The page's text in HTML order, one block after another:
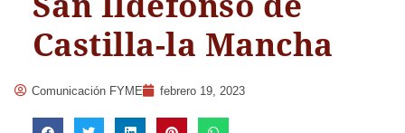
Castilla-la Mancha
Comunicación FYME febrero 19, 2023